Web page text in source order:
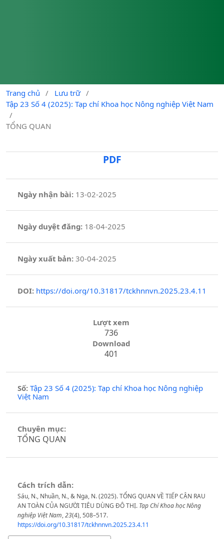
Trang chủ / Lưu trữ /
Tập 23 Số 4 (2025): Tạp chí Khoa học Nông nghiệp Việt Nam
/
TỔNG QUAN
PDF
Ngày nhận bài: 13-02-2025
Ngày duyệt đăng:18-04-2025
Ngày xuất bản: 30-04-2025
DOI: https://doi.org/10.31817/tckhnnvn.2025.23.4.11
Lượt xem
736
Download
401
Số: Tập 23 Số 4 (2025): Tạp chí Khoa học Nông nghiệp
Việt Nam
Chuyên mục:
TỔNG QUAN
Cách trích dẫn:
Sáu, N., Nhuần, N., & Nga, N. (2025). TỔNG QUAN VỀ TIẾP CẬN RAU
AN TOÀN CỦA NGƯỜI TIÊU DÙNG ĐÔ THỊ. Tạp Chí Khoa học Nông
nghiệp Việt Nam,23(4), 508–517.
https://doi.org/10.31817/tckhnnvn.2025.23.4.11